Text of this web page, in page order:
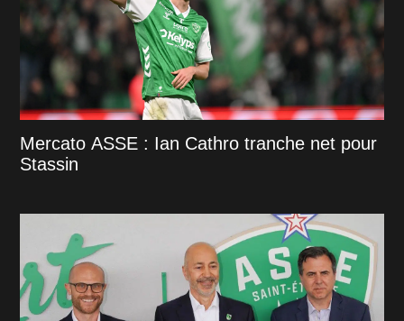
Mercato ASSE : Ian Cathro tranche net pour
Stassin